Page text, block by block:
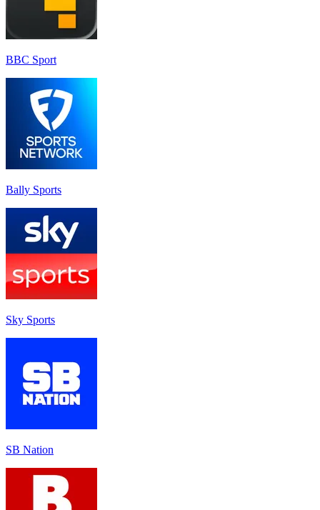
BBC Sport
Bally Sports
Sky Sports
SB Nation